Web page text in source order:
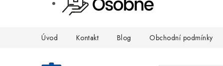
Úvod Kontakt Blog Obchodní podmínky